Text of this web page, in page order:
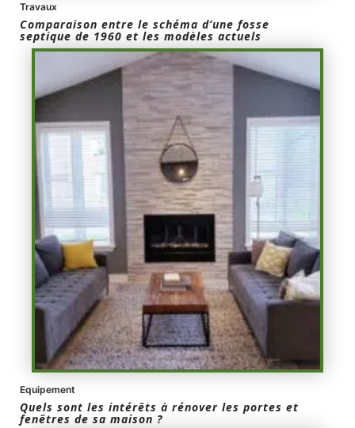
Travaux
Comparaison entre le schéma d’une fosse
septique de 1960 et les modèles actuels
Equipement
Quels sont les intérêts à rénover les portes et
fenêtres de sa maison ?